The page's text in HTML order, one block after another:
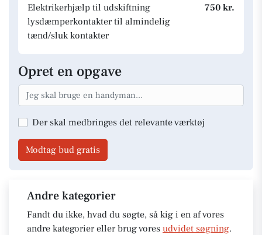
Elektrikerhjælp til udskiftning
lysdæmperkontakter til almindelig
tænd/sluk kontakter
750 kr.
Opret en opgave
Der skal medbringes det relevante værktøj
Modtag bud gratis
Andre kategorier
Fandt du ikke, hvad du søgte, så kig i en af vores
andre kategorier eller brug vores udvidet søgning.